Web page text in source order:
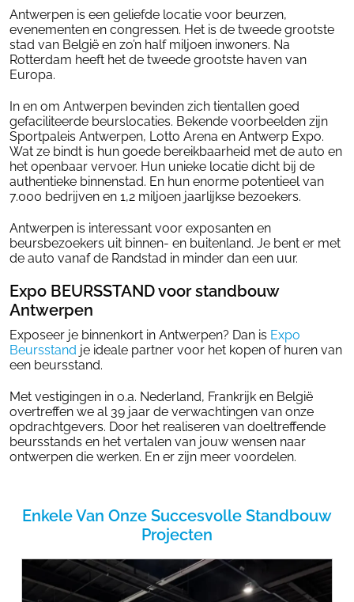
Antwerpen is een geliefde locatie voor beurzen,
evenementen en congressen. Het is de tweede grootste
stad van België en zo’n half miljoen inwoners. Na
Rotterdam heeft het de tweede grootste haven van
Europa.
In en om Antwerpen bevinden zich tientallen goed
gefaciliteerde beurslocaties. Bekende voorbeelden zijn
Sportpaleis Antwerpen, Lotto Arena en Antwerp Expo.
Wat ze bindt is hun goede bereikbaarheid met de auto en
het openbaar vervoer. Hun unieke locatie dicht bij de
authentieke binnenstad. En hun enorme potentieel van
7.000 bedrijven en 1,2 miljoen jaarlijkse bezoekers.
Antwerpen is interessant voor exposanten en
beursbezoekers uit binnen- en buitenland. Je bent er met
de auto vanaf de Randstad in minder dan een uur.
Expo BEURSSTAND voor standbouw
Antwerpen
Exposeer je binnenkort in Antwerpen? Dan is Expo
Beursstand je ideale partner voor het kopen of huren van
een beursstand.
Met vestigingen in o.a. Nederland, Frankrijk en België
overtreffen we al 39 jaar de verwachtingen van onze
opdrachtgevers. Door het realiseren van doeltreffende
beursstands en het vertalen van jouw wensen naar
ontwerpen die werken. En er zijn meer voordelen.
Enkele Van Onze Succesvolle Standbouw
Projecten